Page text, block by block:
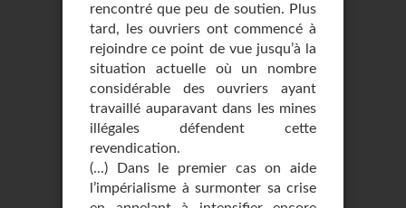
rencontré que peu de soutien. Plus
tard, les ouvriers ont commencé à
rejoindre ce point de vue jusqu’à la
situation actuelle où un nombre
considérable des ouvriers ayant
travaillé auparavant dans les mines
illégales défendent cette
revendication.
(...) Dans le premier cas on aide
l’impérialisme à surmonter sa crise